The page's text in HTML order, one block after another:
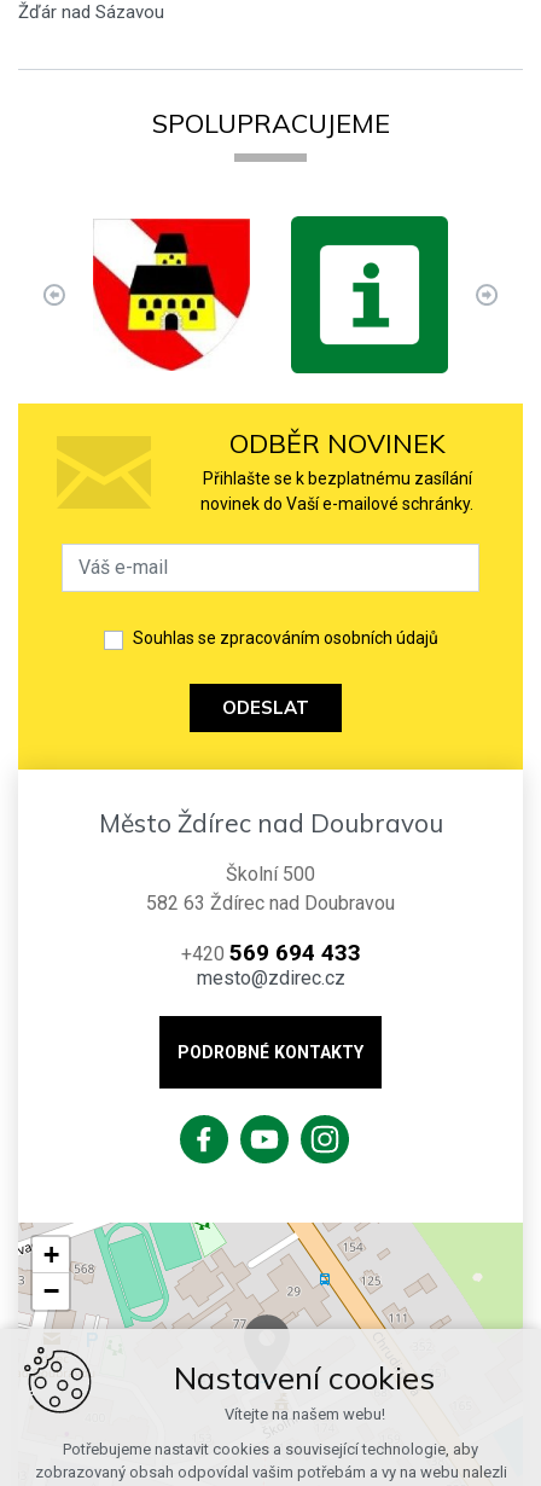
Žďár nad Sázavou
SPOLUPRACUJEME
ODBĚR NOVINEK
Přihlašte se k bezplatnému zasílání
novinek do Vaší e-mailové schránky.
Souhlas se zpracováním osobních údajů
ODESLAT
Město Ždírec nad Doubravou
Školní 500
582 63 Ždírec nad Doubravou
+420 569 694 433
mesto@zdirec.cz
PODROBNÉ KONTAKTY
+
−
Nastavení cookies
Vítejte na našem webu!
Potřebujeme nastavit cookies a související technologie, aby
zobrazovaný obsah odpovídal vašim potřebám a vy na webu nalezli